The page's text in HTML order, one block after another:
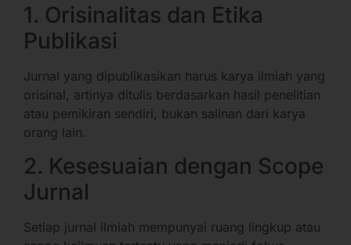
1. Orisinalitas dan Etika
Publikasi
Jurnal yang dipublikasikan harus karya ilmiah yang
orisinal, artinya ditulis berdasarkan hasil penelitian
atau pemikiran sendiri, bukan salinan dari karya
orang lain.
2. Kesesuaian dengan Scope
Jurnal
Setiap jurnal ilmiah mempunyai ruang lingkup atau